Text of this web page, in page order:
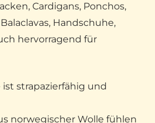
Cardigans, Ponchos,
Handschuhe,
hervorragend für
strapazierfähig und
norwegischer Wolle fühlen